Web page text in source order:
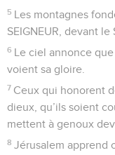
5 Les montagnes
SEIGNEUR, devant
6 Le ciel annonce
voient sa gloire.
7 Ceux qui honorent
dieux, qu’ils soient
mettent à genoux
8 Jérusalem apprend